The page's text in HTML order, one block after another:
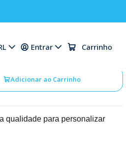
Entrar Carrinho
Sereia
Adicionar ao Carrinho
qualidade para personalizar